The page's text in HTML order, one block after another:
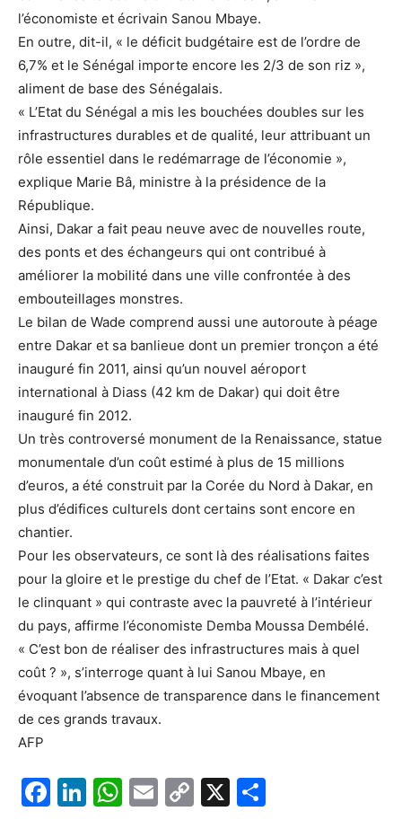
l’économiste et écrivain Sanou Mbaye.
En outre, dit-il, « le déficit budgétaire est de l’ordre de
6,7% et le Sénégal importe encore les 2/3 de son riz »,
aliment de base des Sénégalais.
« L’Etat du Sénégal a mis les bouchées doubles sur les
infrastructures durables et de qualité, leur attribuant un
rôle essentiel dans le redémarrage de l’économie »,
explique Marie Bâ, ministre à la présidence de la
République.
Ainsi, Dakar a fait peau neuve avec de nouvelles route,
des ponts et des échangeurs qui ont contribué à
améliorer la mobilité dans une ville confrontée à des
embouteillages monstres.
Le bilan de Wade comprend aussi une autoroute à péage
entre Dakar et sa banlieue dont un premier tronçon a été
inauguré fin 2011, ainsi qu’un nouvel aéroport
international à Diass (42 km de Dakar) qui doit être
inauguré fin 2012.
Un très controversé monument de la Renaissance, statue
monumentale d’un coût estimé à plus de 15 millions
d’euros, a été construit par la Corée du Nord à Dakar, en
plus d’édifices culturels dont certains sont encore en
chantier.
Pour les observateurs, ce sont là des réalisations faites
pour la gloire et le prestige du chef de l’Etat. « Dakar c’est
le clinquant » qui contraste avec la pauvreté à l’intérieur
du pays, affirme l’économiste Demba Moussa Dembélé.
« C’est bon de réaliser des infrastructures mais à quel
coût ? », s’interroge quant à lui Sanou Mbaye, en
évoquant l’absence de transparence dans le financement
de ces grands travaux.
AFP
F
Li W E
C
X